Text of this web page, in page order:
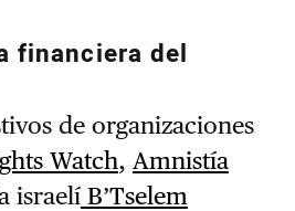
financiera del
de organizaciones
Watch, Amnistía
israelíB’Tselem